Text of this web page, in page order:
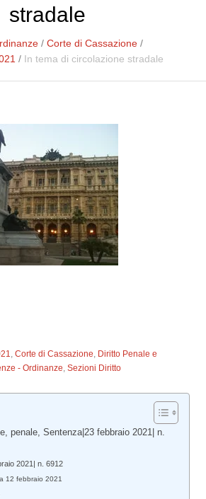
stradale
/Corte di Cassazione /
/ In tema di circolazione stradale
,Corte di Cassazione, Diritto Penale e
- Ordinanze,Sezioni Diritto
penale, Sentenza|23 febbraio 2021| n.
2021| n. 6912
12 febbraio 2021